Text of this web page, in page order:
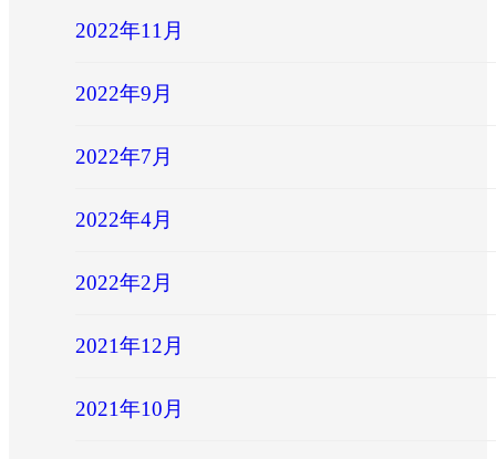
2022年11月
2022年9月
2022年7月
2022年4月
2022年2月
2021年12月
2021年10月